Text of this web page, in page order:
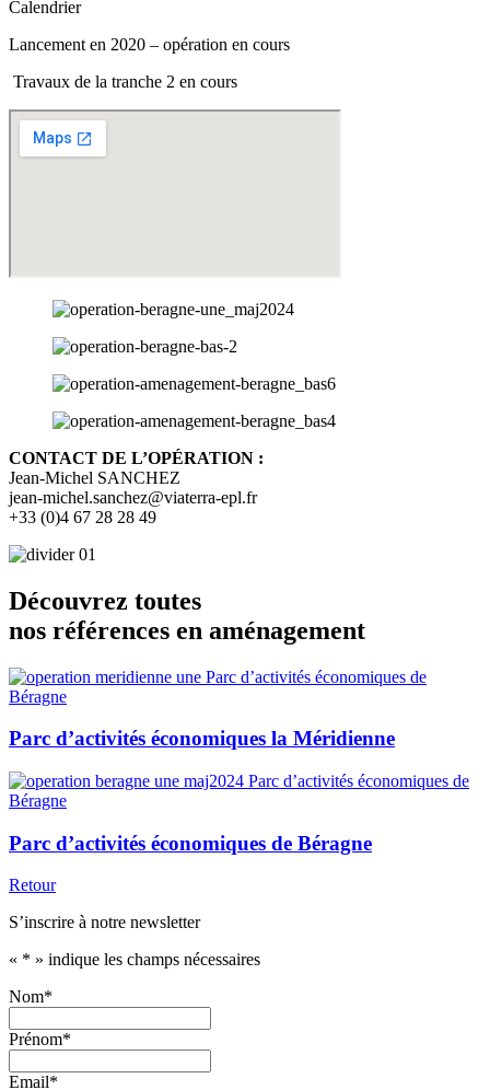
Calendrier
Lancement en 2020 – opération en cours
Travaux de la tranche 2 en cours
CONTACT DE L’OPÉRATION :
Jean-Michel SANCHEZ
jean-michel.sanchez@viaterra-epl.fr
+33 (0)4 67 28 28 49
Découvrez toutes
nos références en aménagement
Parc d’activités économiques la Méridienne
Parc d’activités économiques de Béragne
Retour
S’inscrire à notre newsletter
« * » indique les champs nécessaires
Nom*
Prénom*
Email*